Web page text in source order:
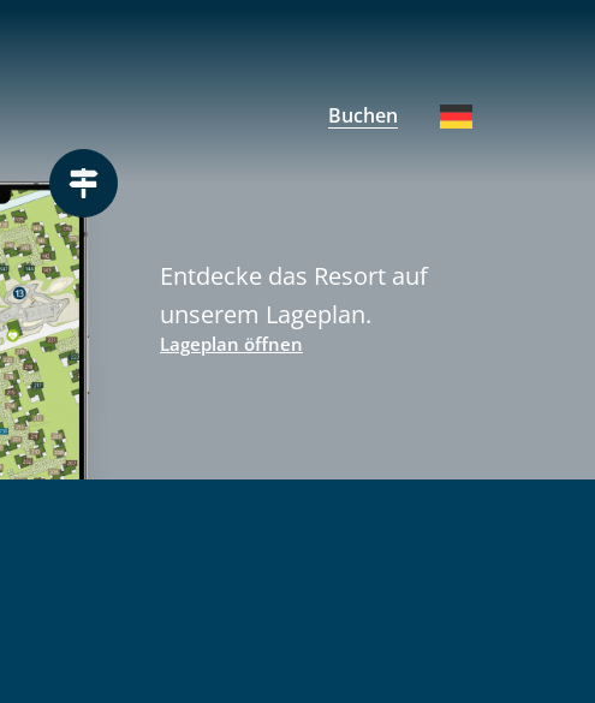
Buchen
Entdecke das Resort auf
unserem Lageplan.
Lageplan öffnen